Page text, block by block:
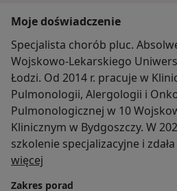
Moje doświadczenie
Specjalista chorób pluc.
Wojskowo-Lekarskiego
Łodzi. Od 2014 r. pracuje w
Pulmonologii, Alergologii i
Pulmonologicznej w 10
Klinicznym w Bydgoszczy. W
szkolenie specjalizacyjne i
specjalizacyjny w dziedzinie
więcej
Zakres porad